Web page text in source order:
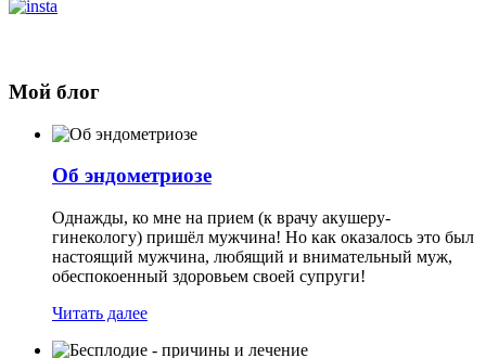
Мой блог
Об эндометриозе
Однажды, ко мне на прием (к врачу акушеру-
гинекологу) пришёл мужчина! Но как оказалось это был
настоящий мужчина, любящий и внимательный муж,
обеспокоенный здоровьем своей супруги!
Читать далее